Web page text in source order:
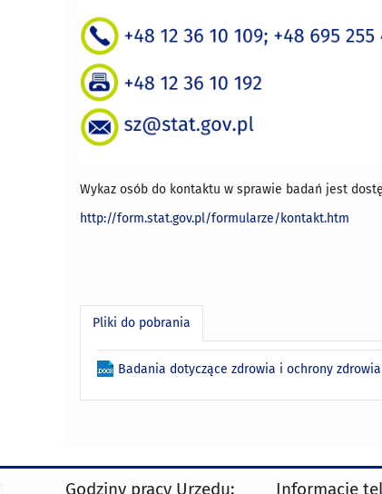
Wykaz osób do kontaktu w sprawie badań jest
http://form.stat.gov.pl/formularze/kontakt.htm
Pliki do pobrania
Badania dotyczące zdrowia i ochrony
Godziny pracy Urzędu: Informacje